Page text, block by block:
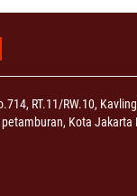
RT.11/RW.10,
Kota Jakarta